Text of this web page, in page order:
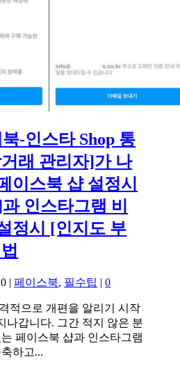
-인스타 Shop 통
래 관리자]가 나
이스북 샵 설정시
인스타그램 비
정시 [인지도 부
|페이스북, 필수팁 |0
적으로 개편을 알리기 시작
나갑니다. 그간 적지 않은 분
페이스북 샵과 인스타그램
하고...